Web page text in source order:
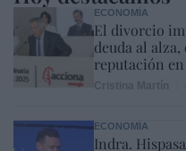
ECONOMÍA
El divorcio
deuda al
reputación
ECONOMÍA
Indra.